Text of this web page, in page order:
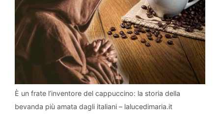
È un frate l’inventore del cappuccino: la storia della
bevanda più amata dagli italiani – lalucedimaria.it